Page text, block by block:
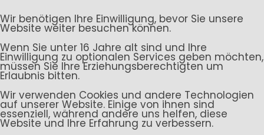
Wir benötigen Ihre Einwilligung, bevor Sie unsere
Website weiter besuchen können.
Wenn Sie unter 16 Jahre alt sind und Ihre
Einwilligung zu optionalen Services geben möchten,
müssen Sie Ihre Erziehungsberechtigten um
Erlaubnis bitten.
Wir verwenden Cookies und andere Technologien
auf unserer Website. Einige von ihnen sind
essenziell, während andere uns helfen, diese
Website und Ihre Erfahrung zu verbessern.